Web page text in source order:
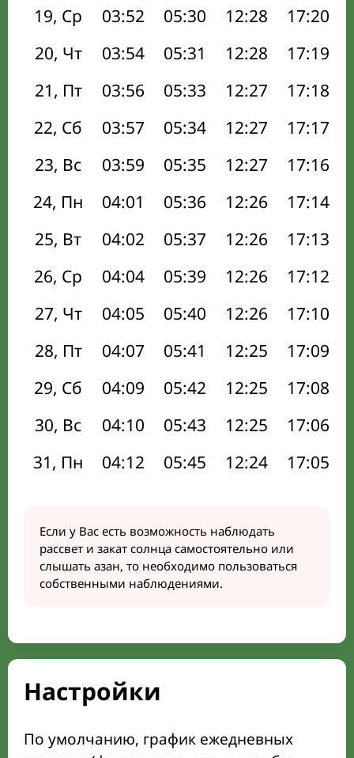
19, Ср
03:52 05:30 12:28 17:20
20, Чт
03:54 05:31 12:28 17:19
21, Пт
03:56 05:33 12:27 17:18
22, Сб
03:57 05:34 12:27 17:17
23, Вс
03:59 05:35 12:27 17:16
24, Пн
04:01 05:36 12:26 17:14
25, Вт
04:02 05:37 12:26 17:13
26, Ср
04:04 05:39 12:26 17:12
27, Чт
04:05 05:40 12:26 17:10
28, Пт
04:07 05:41 12:25 17:09
29, Сб
04:09 05:42 12:25 17:08
30, Вс
04:10 05:43 12:25 17:06
31, Пн
04:12 05:45 12:24 17:05
Если у Вас есть возможность наблюдать
рассвет и закат солнца самостоятельно или
слышать азан, то необходимо пользоваться
собственными наблюдениями.
Настройки
По умолчанию, график ежедневных